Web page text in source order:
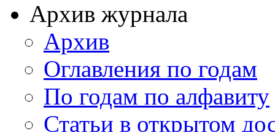
Архив журнала
Архив
Оглавления по годам
По годам по алфавиту
Статьи в открытом